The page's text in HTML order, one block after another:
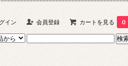
イン 会員登録 カートを見る 0